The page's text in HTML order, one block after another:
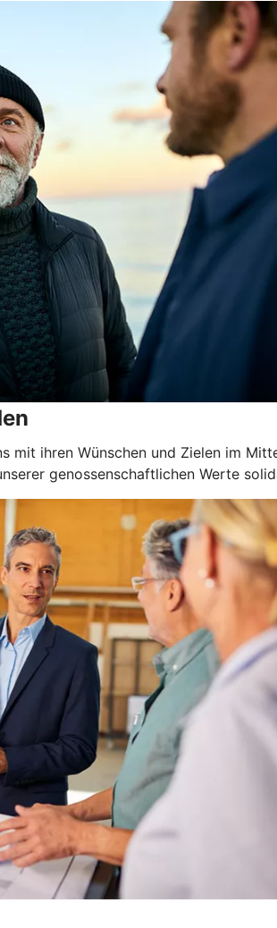
mit ihren Wünschen und Zielen im
genossenschaftlichen Werte